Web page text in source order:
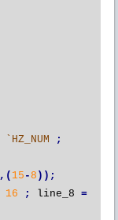
`HZ_NUM
;
,( 15 -8 ));
16 ; line_8 =